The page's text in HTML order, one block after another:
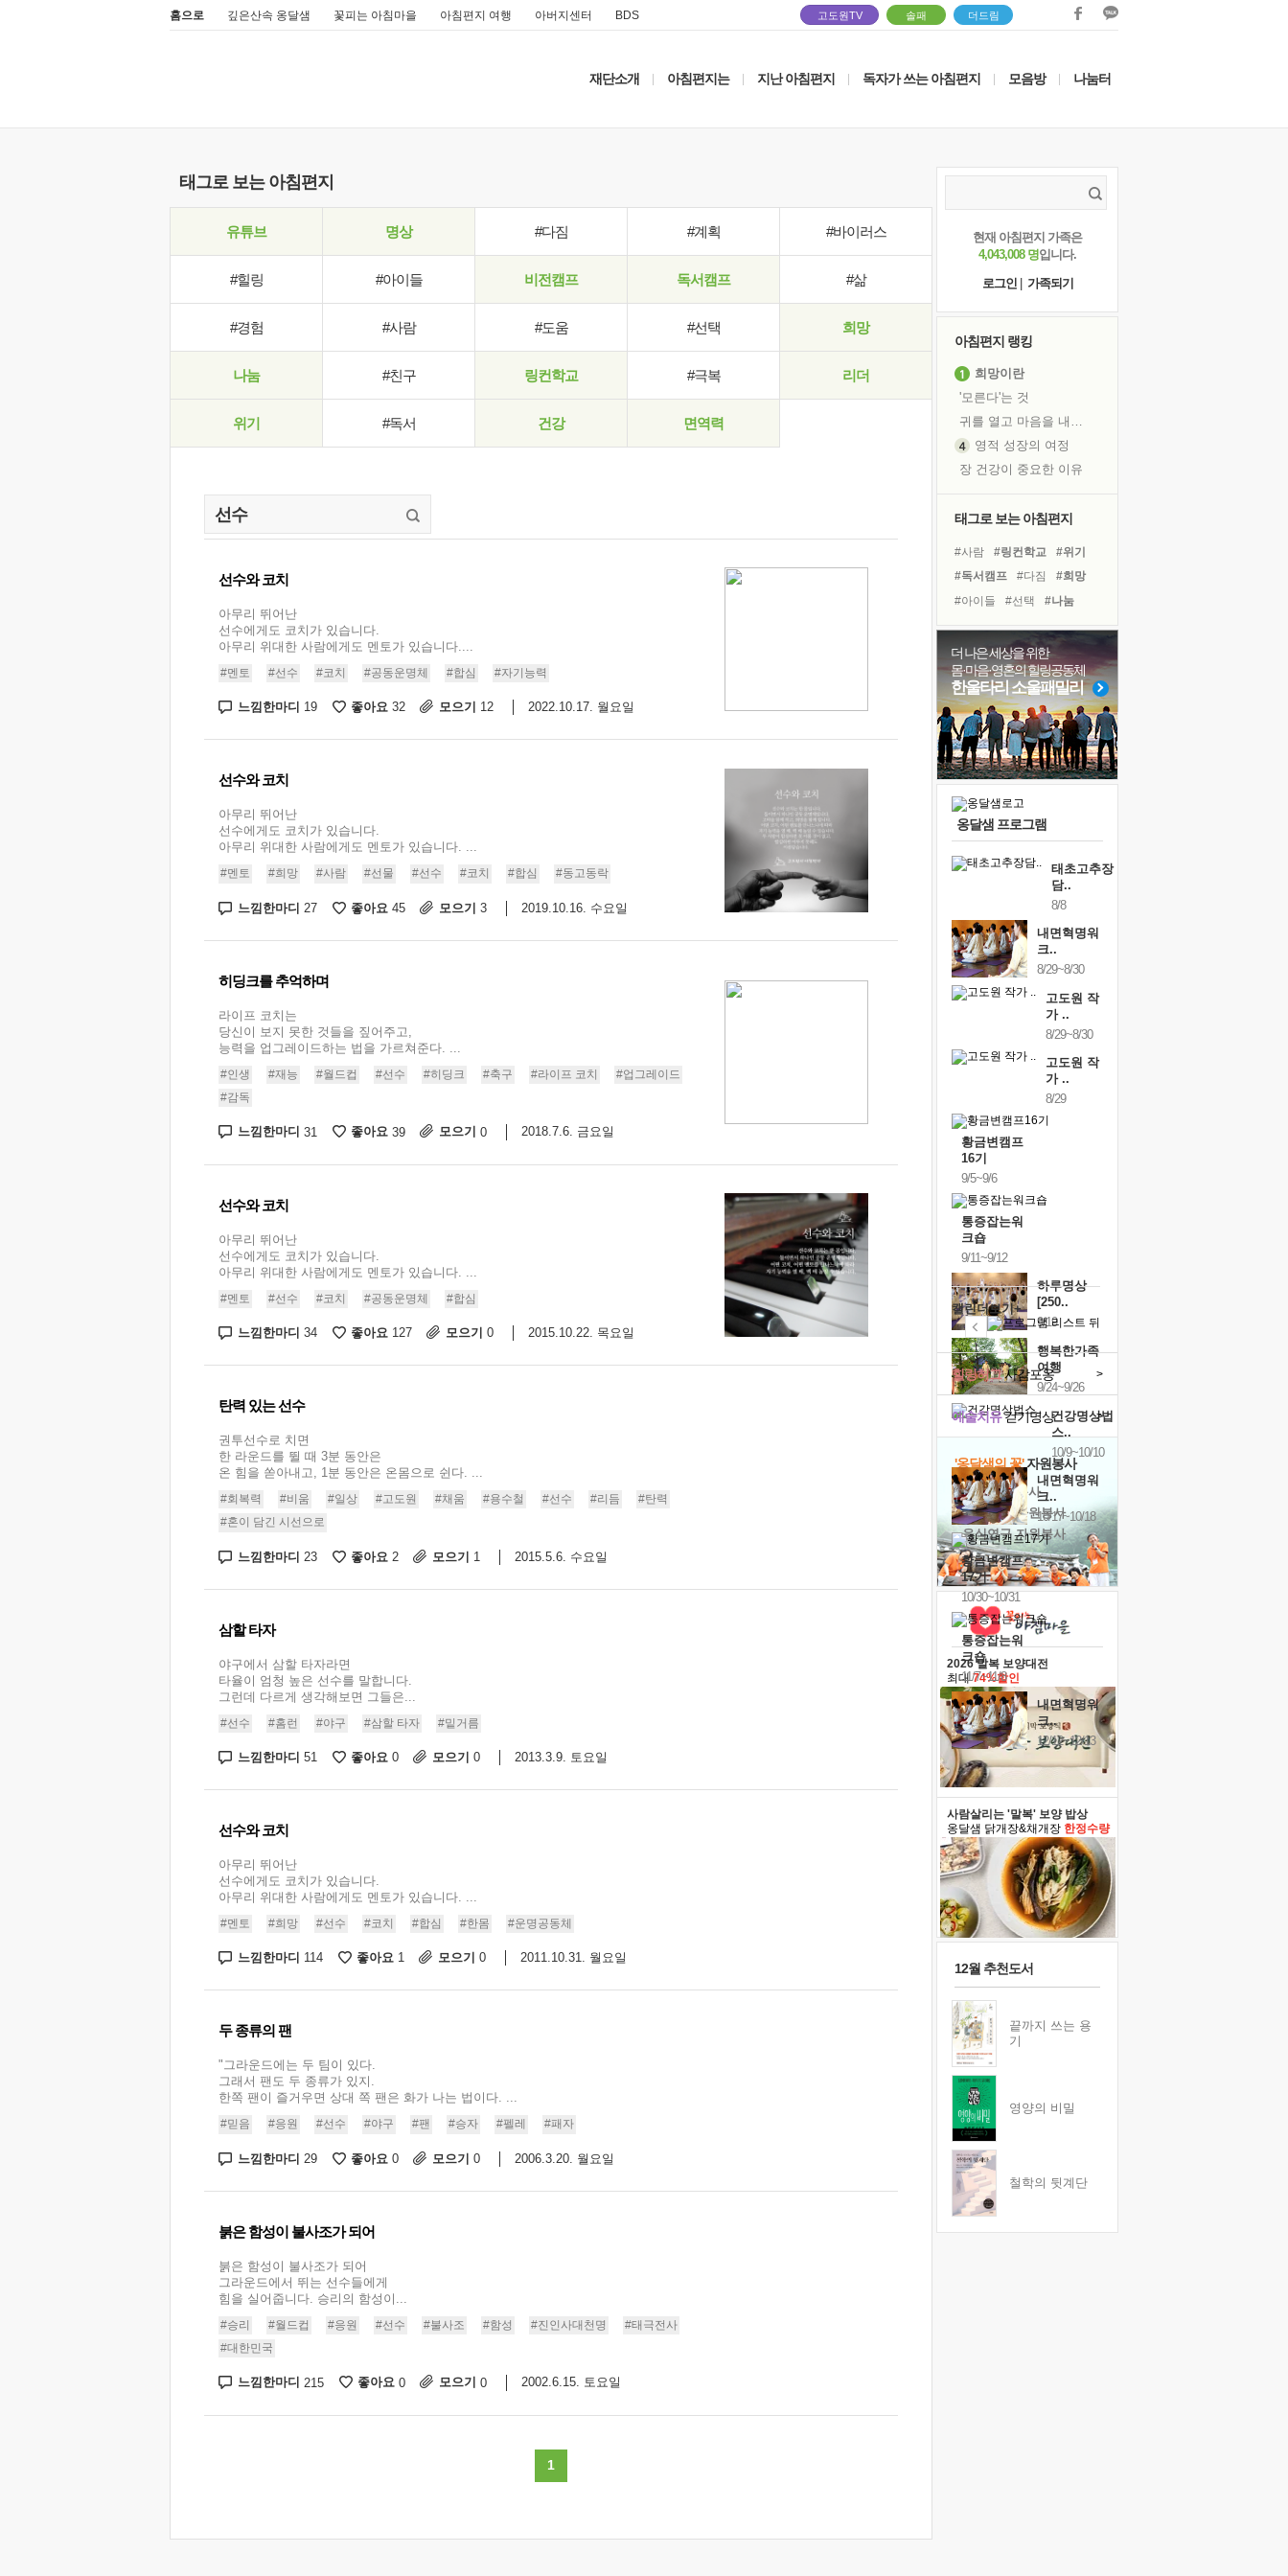
홈으로 깊은산속 옹달샘 꽃피는 아침마을 아침편지 여행 아버지센터 BDS 고도원TV 솔패 더드림
재단소개 아침편지는 지난 아침편지 독자가 쓰는 아침편지 모음방 나눔터
태그로 보는 아침편지
유튜브 명상 #다짐 #계획 #바이러스
#힐링 #아이들 비전캠프 독서캠프 #삶
#경험 #사람 #도움 #선택 희망
나눔 #친구 링컨학교 #극복 리더
위기 #독서 건강 면역력
선수와 코치
아무리 뛰어난
선수에게도 코치가 있습니다.
아무리 위대한 사람에게도 멘토가 있습니다....
#멘토 #선수 #코치 #공동운명체 #합심 #자기능력
느낌한마디 19 좋아요 32 모으기 12 2022.10.17. 월요일
선수와 코치
아무리 뛰어난
선수에게도 코치가 있습니다.
아무리 위대한 사람에게도 멘토가 있습니다. ...
#멘토 #희망 #사람 #선물 #선수 #코치 #합심 #동고동락
느낌한마디 27 좋아요 45 모으기 3 2019.10.16. 수요일
히딩크를 추억하며
라이프 코치는
당신이 보지 못한 것들을 짚어주고,
능력을 업그레이드하는 법을 가르쳐준다. ...
#인생 #재능 #월드컵 #선수 #히딩크 #축구 #라이프 코치
#업그레이드
#감독
느낌한마디 31 좋아요 39 모으기 0 2018.7.6. 금요일
선수와 코치
아무리 뛰어난
선수에게도 코치가 있습니다.
아무리 위대한 사람에게도 멘토가 있습니다. ...
#멘토 #선수 #코치 #공동운명체 #합심
느낌한마디 34 좋아요 127 모으기 0 2015.10.22. 목요일
탄력 있는 선수
권투선수로 치면
한 라운드를 뛸 때 3분 동안은
온 힘을 쏟아내고, 1분 동안은 온몸으로 쉰다. ...
#회복력 #비움 #일상 #고도원 #채움 #용수철 #선수 #리듬
#탄력
#혼이 담긴 시선으로
느낌한마디 23 좋아요 2 모으기 1 2015.5.6. 수요일
삼할 타자
야구에서 삼할 타자라면
타율이 엄청 높은 선수를 말합니다.
그런데 다르게 생각해보면 그들은...
#선수 #홈런 #야구 #삼할 타자 #밑거름
느낌한마디 51 좋아요 0 모으기 0 2013.3.9. 토요일
선수와 코치
아무리 뛰어난
선수에게도 코치가 있습니다.
아무리 위대한 사람에게도 멘토가 있습니다. ...
#멘토 #희망 #선수 #코치 #합심 #한몸 #운명공동체
느낌한마디 114 좋아요 1 모으기 0 2011.10.31. 월요일
두 종류의 팬
"그라운드에는 두 팀이 있다.
그래서 팬도 두 종류가 있지.
한쪽 팬이 즐거우면 상대 쪽 팬은 화가 나는 법이다. ...
#믿음 #응원 #선수 #야구 #팬 #승자 #펠레 #패자
느낌한마디 29 좋아요 0 모으기 0 2006.3.20. 월요일
붉은 함성이 불사조가 되어
붉은 함성이 불사조가 되어
그라운드에서 뛰는 선수들에게
힘을 실어줍니다. 승리의 함성이...
#승리 #월드컵 #응원 #선수 #불사조 #함성 #진인사대천명
#태극전사
#대한민국
느낌한마디 215 좋아요 0 모으기 0 2002.6.15. 토요일
1
현재 아침편지 가족은
4,043,008 명입니다.
로그인
가족되기
아침편지 랭킹
희망이란
'모른다'는 것
귀를 열고 마음을 내어주고
영적 성장의 여정
장 건강이 중요한 이유
흙이 된 몸으로 출근하는 여자
꿈이 실제가 되는 것
'말 타는 법'을 먼저
졸업식 사진을 보며
아픈 아버지를 위한 공간 설계
극심한 변비, 어깨결림, 수면 장애
보고 싶은 어머니
유년 시절의 부산 영도 바다
못된 꼰대들
거울 속의 나
태그로 보는 아침편지
#사람 #링컨학교
#위기
#독서캠프
#다짐
#희망
#아이들
#선택
#나눔
#계획
#비전캠프
#면역력
#건강
#명상
#도움
#독서
#바이러스
#힐링
#유튜브 #경험
더 나은 세상을 위한
몸·마음·영혼의 힐링공동체
한울타리 소울패밀리
옹달샘 프로그램
태초고추장
담..
8/8
내면혁명워
크..
8/29~8/30
고도원 작
가 ..
8/29~8/30
고도원 작
가 ..
8/29
황금변캠프
16기
9/5~9/6
통증잡는워
크숍
9/11~9/12
하루명상
[250..
9/19
행복한가족
여행
9/24~9/26
건강명상법
스..
10/9~10/10
내면혁명워
크..
10/17~10/18
황금변캠프
17기
10/30~10/31
통증잡는워
크숍
11/7~11/8
내면혁명워
크..
12/12~12/13
캘린더보기+
예술치유걷기명상 >
힐링허그사감포옹 >
'옹달샘의 꽃'자원봉사
· 청년 자원봉사
· 금빛청년 자원봉사
· 음식연구 자원봉사
2026 말복 보양대전
최대74%할인
사람살리는 '말복' 보양 밥상
옹달샘 닭개장&채개장 한정수량
12월 추천도서
끝까지 쓰는 용
기
영양의 비밀
철학의 뒷계단